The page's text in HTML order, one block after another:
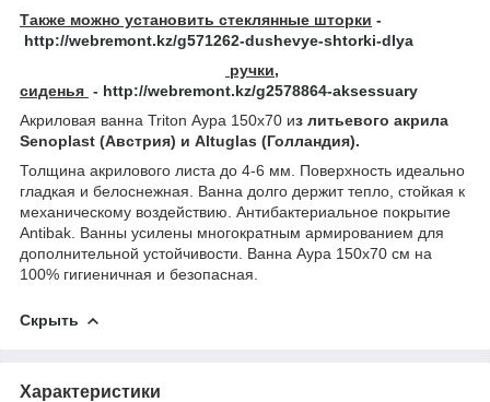
Также можно установить стеклянные шторки -
http://webremont.kz/g571262-dushevye-shtorki-dlya
ручки,
сиденья - http://webremont.kz/g2578864-aksessuary
Акриловая ванна Triton Аура 150x70 из литьевого акрила
Senoplast (Австрия) и Altuglas (Голландия).
Толщина акрилового листа до 4-6 мм. Поверхность идеально
гладкая и белоснежная. Ванна долго держит тепло, стойкая к
механическому воздействию. Антибактериальное покрытие
Antibak. Ванны усилены многократным армированием для
дополнительной устойчивости. Ванна Аура 150x70 см на
100% гигиеничная и безопасная.
Скрыть
Характеристики